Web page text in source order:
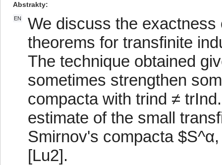
Abstrakty
EN
We discuss the
theorems for transfinite
The technique obtained
sometimes strengthen
compacta with trind ≠
estimate of the small
Smirnov's compacta
[Lu2].